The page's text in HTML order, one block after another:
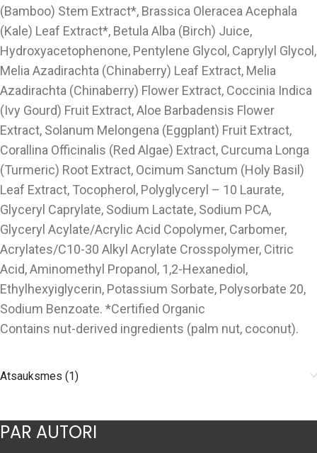
(Bamboo) Stem Extract*, Brassica Oleracea Acephala
(Kale) Leaf Extract*, Betula Alba (Birch) Juice,
Hydroxyacetophenone, Pentylene Glycol, Caprylyl Glycol,
Melia Azadirachta (Chinaberry) Leaf Extract, Melia
Azadirachta (Chinaberry) Flower Extract, Coccinia Indica
(Ivy Gourd) Fruit Extract, Aloe Barbadensis Flower
Extract, Solanum Melongena (Eggplant) Fruit Extract,
Corallina Officinalis (Red Algae) Extract, Curcuma Longa
(Turmeric) Root Extract, Ocimum Sanctum (Holy Basil)
Leaf Extract, Tocopherol, Polyglyceryl – 10 Laurate,
Glyceryl Caprylate, Sodium Lactate, Sodium PCA,
Glyceryl Acylate/Acrylic Acid Copolymer, Carbomer,
Acrylates/C10-30 Alkyl Acrylate Crosspolymer, Citric
Acid, Aminomethyl Propanol, 1,2-Hexanediol,
Ethylhexyiglycerin, Potassium Sorbate, Polysorbate 20,
Sodium Benzoate. *Certified Organic
Contains nut-derived ingredients (palm nut, coconut).
Atsauksmes (1)
PAR AUTORI